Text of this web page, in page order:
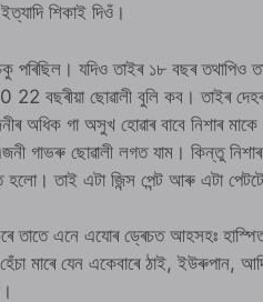
শিকাই দিওঁ।
যদিও তাইৰ ১৮ বছৰ তথাপিও
বছৰীয়া ছোৱালী বুলি কব। তাইৰ
অধিক গা অসুখ হোৱাৰ বাবে নিশাৰ
গাভৰু ছোৱালী লগত যাম। কিন্তু
হলো। তাই এটা জিন্স পেন্ট আৰু এটা
তাতে এনে এযোৰ ড্ৰেচত আহসহঃ
মাৰে যেন একেবাৰে ঠাই,